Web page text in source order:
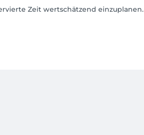
Zeit wertschätzend einzuplanen.